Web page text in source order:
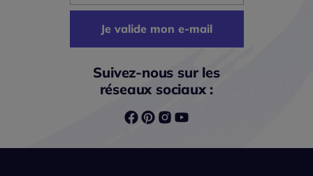
Je valide mon e-mail
Suivez-nous sur les
réseaux sociaux :